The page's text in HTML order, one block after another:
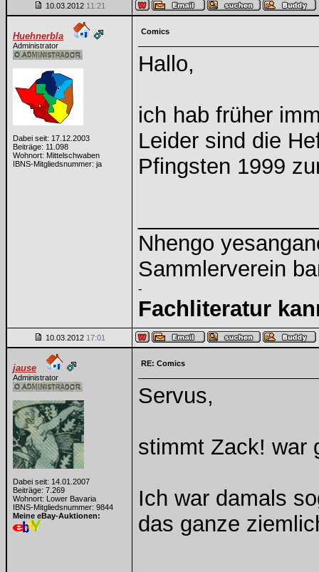
10.03.2012 11:21
Huehnerbla
Administrator
Dabei seit: 17.12.2003
Beiträge: 11.098
Wohnort: Mittelschwaben
IBNS-Mitgliedsnummer: ja
Comics
Hallo,
ich hab früher
Leider sind die
Pfingsten 1999
Nhengo
Sammlerverein
-
Fachliteratur
10.03.2012 17:01
jause
Administrator
Dabei seit: 14.01.2007
Beiträge: 7.269
Wohnort: Lower Bavaria
IBNS-Mitgliedsnummer: 9844
Meine eBay-Auktionen:
RE: Comics
Servus,
stimmt Zack! war
Ich war damals
das ganze